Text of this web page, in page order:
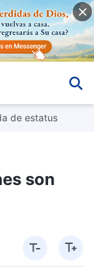
de estatus
son